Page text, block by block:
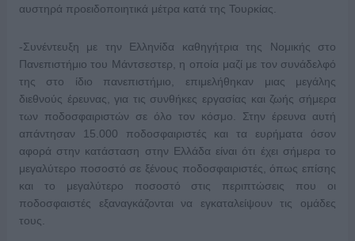
αυστηρά προειδοποιητικά μέτρα κατά της Τουρκίας.
-Συνέντευξη με την Ελληνίδα καθηγήτρια της Νομικής στο
Πανεπιστήμιο του Μάντσεστερ, η οποία μαζί με τον συνάδελφό
της στο ίδιο πανεπιστήμιο, επιμελήθηκαν μιας μεγάλης
διεθνούς έρευνας, για τις συνθήκες εργασίας και ζωής σήμερα
των ποδοσφαιριστών σε όλο τον κόσμο. Στην έρευνα αυτή
απάντησαν 15.000 ποδοσφαιριστές και τα ευρήματα όσον
αφορά στην κατάσταση στην Ελλάδα είναι ότι έχει σήμερα το
μεγαλύτερο ποσοστό σε ξένους ποδοσφαιριστές, όπως επίσης
και το μεγαλύτερο ποσοστό στις περιπτώσεις που οι
ποδοσφαιστές εξαναγκάζονται να εγκαταλείψουν τις ομάδες
τους.